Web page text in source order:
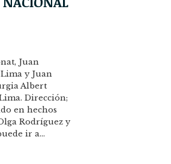
Juan
y Juan
Albert
Dirección;
en hechos
Rodríguez y
ir a…